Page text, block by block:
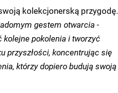
kolekcjonerską przygodę.
gestem otwarcia -
kolejne pokolenia i tworzyć
przyszłości, koncentrując się
którzy dopiero budują swoją